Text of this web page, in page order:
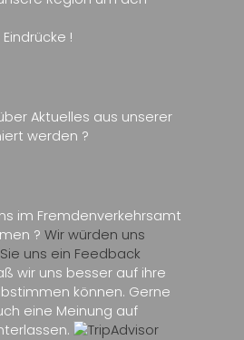
!
Aktuelles aus unserer
werden ?
im Fremdenverkehrsamt
? Wir würden uns
uns ein Feedback
wir uns besser auf ihre
können. Gerne
eine Meinung auf